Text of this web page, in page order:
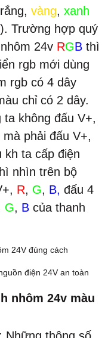
vàng, xanh
). Trường hợp quý
24v RGB thì
rgb mới dùng
rgb có 4 dây
chỉ có 2 dây.
không đấu V+,
phải đấu V+,
kh ta cấp điện
nhìn trên bộ
R, G, B, đấu 4
G, B của thanh
nhôm 24v màu